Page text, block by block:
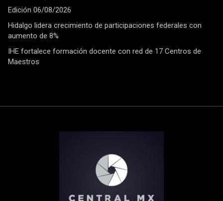
Edición 06/08/2026
Hidalgo lidera crecimiento de participaciones federales con
aumento de 8%
IHE fortalece formación docente con red de 17 Centros de
Maestros